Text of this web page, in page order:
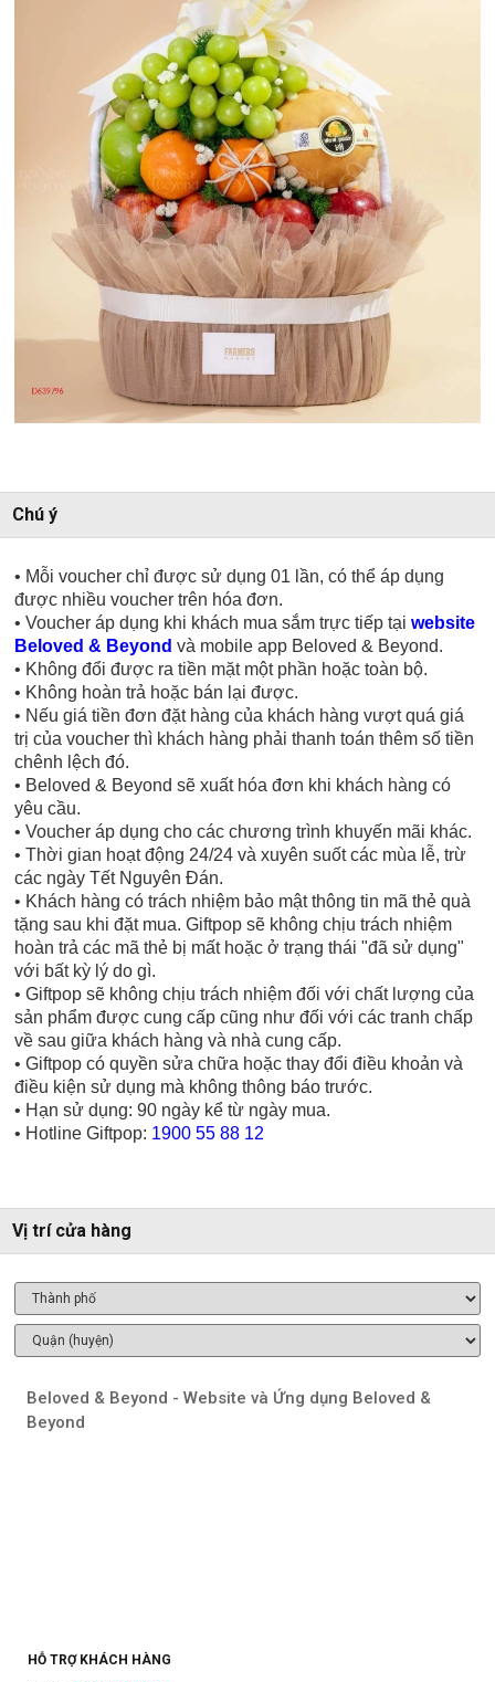
Chú ý
• Mỗi voucher chỉ được sử dụng 01 lần, có thể áp dụng
được nhiều voucher trên hóa đơn.
• Voucher áp dụng khi khách mua sắm trực tiếp tạiwebsite
Beloved & Beyond và mobile app Beloved & Beyond.
• Không đổi được ra tiền mặt một phần hoặc toàn bộ.
• Không hoàn trả hoặc bán lại được.
• Nếu giá tiền đơn đặt hàng của khách hàng vượt quá giá
trị của voucher thì khách hàng phải thanh toán thêm số tiền
chênh lệch đó.
• Beloved & Beyond sẽ xuất hóa đơn khi khách hàng có
yêu cầu.
• Voucher áp dụng cho các chương trình khuyến mãi khác.
• Thời gian hoạt động 24/24 và xuyên suốt các mùa lễ, trừ
các ngày Tết Nguyên Đán.
• Khách hàng có trách nhiệm bảo mật thông tin mã thẻ quà
tặng sau khi đặt mua. Giftpop sẽ không chịu trách nhiệm
hoàn trả các mã thẻ bị mất hoặc ở trạng thái "đã sử dụng"
với bất kỳ lý do gì.
• Giftpop sẽ không chịu trách nhiệm đối với chất lượng của
sản phẩm được cung cấp cũng như đối với các tranh chấp
về sau giữa khách hàng và nhà cung cấp.
• Giftpop có quyền sửa chữa hoặc thay đổi điều khoản và
điều kiện sử dụng mà không thông báo trước.
• Hạn sử dụng: 90 ngày kể từ ngày mua.
• Hotline Giftpop: 1900 55 88 12
Vị trí cửa hàng
Beloved & Beyond - Website và Ứng dụng Beloved &
Beyond
HỖ TRỢ KHÁCH HÀNG